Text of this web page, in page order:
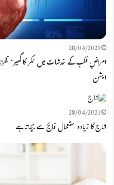
28/04/2021
امراضِ قلب کے خدشات میں ’کمر کا گھیر‘
ایشن
28/04/2021
اناج کا زیادہ استعمال فالج سے بچاتا ہے